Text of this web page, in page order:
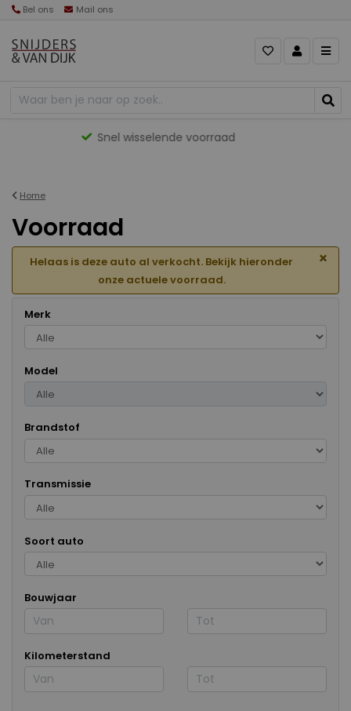
Bel ons Mail ons
Gevarieerd aanbod
Home
Voorraad
Helaas is deze auto al verkocht. Bekijk hieronder
onze actuele voorraad.
×
Merk
Model
Brandstof
Transmissie
Soort auto
Bouwjaar
Kilometerstand